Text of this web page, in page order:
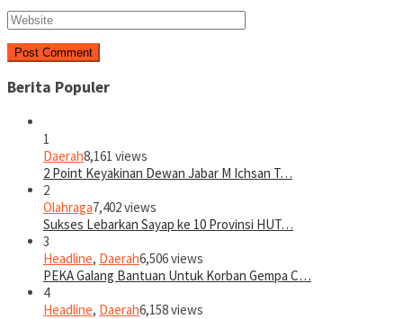
Berita Populer
1
Daerah8,161 views
2 Point Keyakinan Dewan Jabar M Ichsan T…
2
Olahraga7,402 views
Sukses Lebarkan Sayap ke 10 Provinsi HUT…
3
Headline, Daerah6,506 views
PEKA Galang Bantuan Untuk Korban Gempa C…
4
Headline, Daerah6,158 views